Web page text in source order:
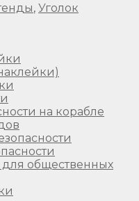
, Уголок
на корабле
общественных